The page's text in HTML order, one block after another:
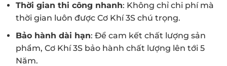
Thời gian thi công nhanh: Không chỉ chi phí mà
thời gian luôn được Cơ Khí 3S chú trọng.
Bảo hành dài hạn: Để cam kết chất lượng sản
phẩm, Cơ Khí 3S bảo hành chất lượng lên tới 5
Năm.